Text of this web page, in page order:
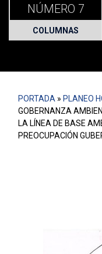
NÚMERO 7
COLUMNAS
PORTADA » PLANEO
GOBERNANZA
LA LÍNEA DE BASE
PREOCUPACIÓN